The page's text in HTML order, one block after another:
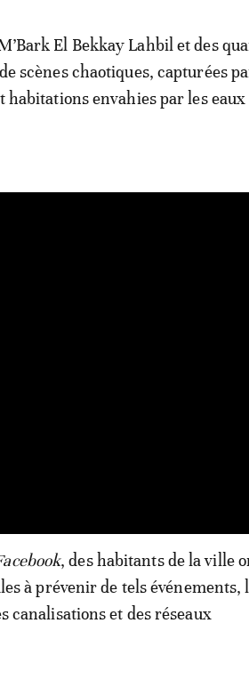
El Bekkay Lahbil et des
scènes chaotiques, capturées
envahies par les eaux
, des habitants de la ville
à prévenir de tels événements,
canalisations et des réseaux